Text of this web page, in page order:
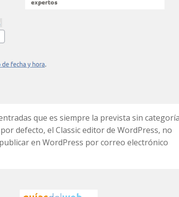
que es siempre la prevista sin
defecto, el Classic editor de WordPress, no
en WordPress por correo electrónico